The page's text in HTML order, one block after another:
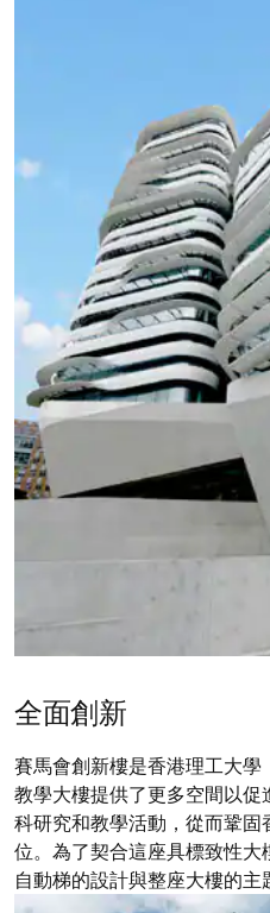
全面創新
賽馬會創新樓是香港理工大
教學大樓提供了更多空間以
科研究和教學活動，從而鞏
位。為了契合這座具標致性
自動梯的設計與整座大樓的主